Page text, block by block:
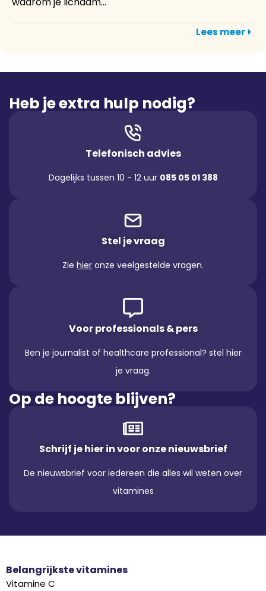
Lees meer
Heb je extra hulp nodig?
Telefonisch advies
Dagelijks tussen 10 - 12 uur 085 05 01 388
Stel je vraag
Zie hier onze veelgestelde vragen.
Voor professionals & pers
Ben je journalist of healthcare professional? stel hier
je vraag.
Op de hoogte blijven?
Schrijf je hier in voor onze nieuwsbrief
De nieuwsbrief voor iedereen die alles wil weten over
vitamines
Belangrijkste vitamines
Vitamine C